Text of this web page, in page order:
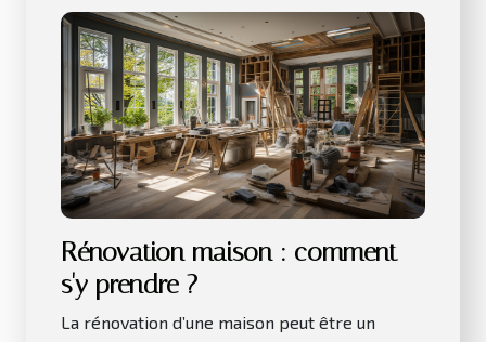
Rénovation maison : comment
s'y prendre ?
La rénovation d’une maison peut être un